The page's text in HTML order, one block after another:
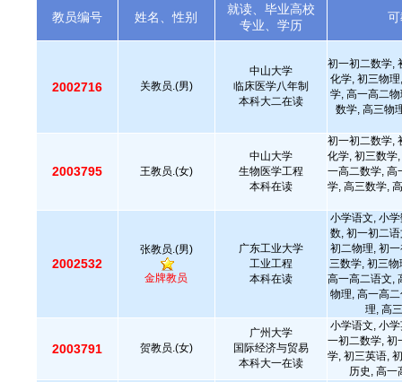
教员编号 姓名、性别
就读、毕业高校
专业、学历
2002716 关教员.(男)
中山大学
临床医学八年制
本科大二在读
初一初二数学,
化学, 初三物
学, 高一高二
数学, 高三物
2003795 王教员.(女)
中山大学
生物医学工程
本科在读
初一初二数学,
化学, 初三数学
一高二数学, 高
学, 高三数学,
2002532
张教员.(男)
金牌教员
广东工业大学
工业工程
本科在读
小学语文, 小
数, 初一初二
初二物理, 初
三数学, 初三
高一高二语文,
物理, 高一高
理, 高
2003791 贺教员.(女)
广州大学
国际经济与贸易
本科大一在读
小学语文, 小
一初二数学, 初
学, 初三英语,
历史, 高一